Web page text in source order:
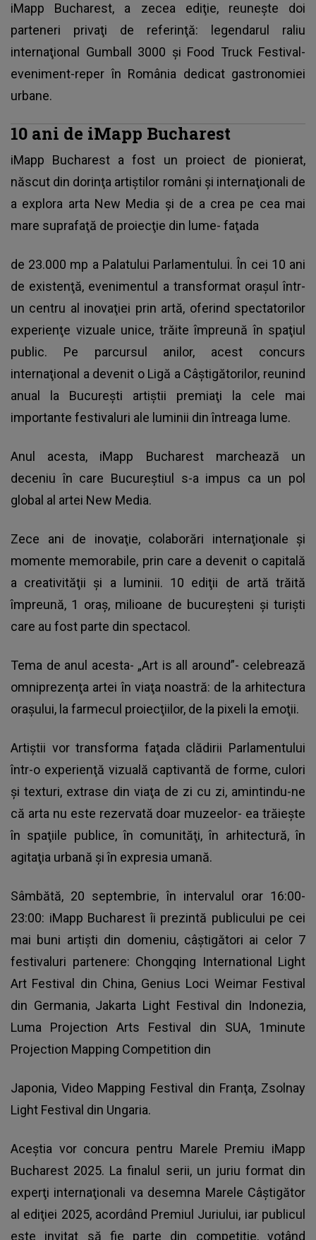
iMapp Bucharest, a zecea ediţie, reuneşte doi
parteneri privaţi de referinţă: legendarul raliu
internaţional Gumball 3000 şi Food Truck Festival-
eveniment-reper în România dedicat gastronomiei
urbane.
10 ani de iMapp Bucharest
iMapp Bucharest a fost un proiect de pionierat,
născut din dorinţa artiştilor români şi internaţionali de
a explora arta New Media şi de a crea pe cea mai
mare suprafaţă de proiecţie din lume- faţada
de 23.000 mp a Palatului Parlamentului. În cei 10 ani
de existenţă, evenimentul a transformat oraşul într-
un centru al inovaţiei prin artă, oferind spectatorilor
experienţe vizuale unice, trăite împreună în spaţiul
public. Pe parcursul anilor, acest concurs
internaţional a devenit o Ligă a Câştigătorilor, reunind
anual la Bucureşti artiştii premiaţi la cele mai
importante festivaluri ale luminii din întreaga lume.
Anul acesta, iMapp Bucharest marchează un
deceniu în care Bucureştiul s-a impus ca un pol
global al artei New Media.
Zece ani de inovaţie, colaborări internaţionale şi
momente memorabile, prin care a devenit o capitală
a creativităţii şi a luminii. 10 ediţii de artă trăită
împreună, 1 oraş, milioane de bucureşteni şi turişti
care au fost parte din spectacol.
Tema de anul acesta- „Art is all around”- celebrează
omniprezenţa artei în viaţa noastră: de la arhitectura
oraşului, la farmecul proiecţiilor, de la pixeli la emoţii.
Artiştii vor transforma faţada clădirii Parlamentului
într-o experienţă vizuală captivantă de forme, culori
şi texturi, extrase din viaţa de zi cu zi, amintindu-ne
că arta nu este rezervată doar muzeelor- ea trăieşte
în spaţiile publice, în comunităţi, în arhitectură, în
agitaţia urbană şi în expresia umană.
Sâmbătă, 20 septembrie, în intervalul orar 16:00-
23:00: iMapp Bucharest îi prezintă publicului pe cei
mai buni artişti din domeniu, câştigători ai celor 7
festivaluri partenere: Chongqing International Light
Art Festival din China, Genius Loci Weimar Festival
din Germania, Jakarta Light Festival din Indonezia,
Luma Projection Arts Festival din SUA, 1minute
Projection Mapping Competition din
Japonia, Video Mapping Festival din Franţa, Zsolnay
Light Festival din Ungaria.
Aceştia vor concura pentru Marele Premiu iMapp
Bucharest 2025. La finalul serii, un juriu format din
experţi internaţionali va desemna Marele Câştigător
al ediţiei 2025, acordând Premiul Juriului, iar publicul
este invitat să fie parte din competiţie, votând